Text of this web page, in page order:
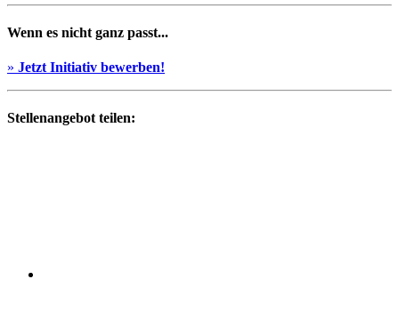
Wenn es nicht ganz passt...
» Jetzt Initiativ bewerben!
Stellenangebot teilen: